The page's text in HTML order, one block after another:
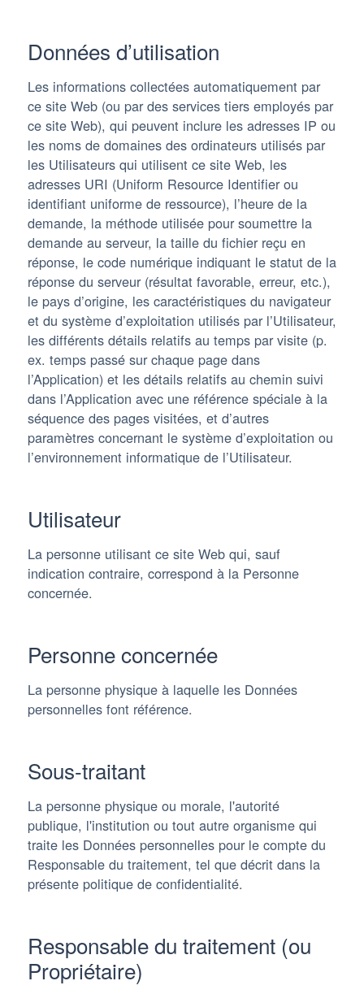
Données d’utilisation
Les informations collectées automatiquement par
ce site Web (ou par des services tiers employés par
ce site Web), qui peuvent inclure les adresses IP ou
les noms de domaines des ordinateurs utilisés par
les Utilisateurs qui utilisent ce site Web, les
adresses URI (Uniform Resource Identifier ou
identifiant uniforme de ressource), l’heure de la
demande, la méthode utilisée pour soumettre la
demande au serveur, la taille du fichier reçu en
réponse, le code numérique indiquant le statut de la
réponse du serveur (résultat favorable, erreur, etc.),
le pays d’origine, les caractéristiques du navigateur
et du système d’exploitation utilisés par l’Utilisateur,
les différents détails relatifs au temps par visite (p.
ex. temps passé sur chaque page dans
l’Application) et les détails relatifs au chemin suivi
dans l’Application avec une référence spéciale à la
séquence des pages visitées, et d’autres
paramètres concernant le système d’exploitation ou
l’environnement informatique de l’Utilisateur.
Utilisateur
La personne utilisant ce site Web qui, sauf
indication contraire, correspond à la Personne
concernée.
Personne concernée
La personne physique à laquelle les Données
personnelles font référence.
Sous-traitant
La personne physique ou morale, l'autorité
publique, l'institution ou tout autre organisme qui
traite les Données personnelles pour le compte du
Responsable du traitement, tel que décrit dans la
présente politique de confidentialité.
Responsable du traitement (ou
Propriétaire)